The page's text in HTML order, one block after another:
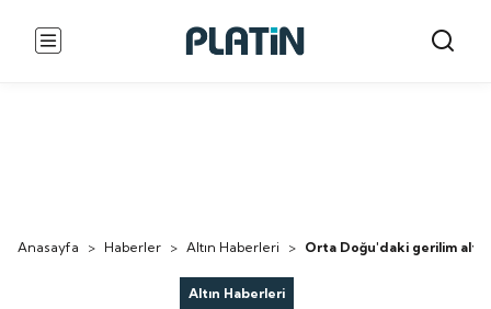
Anasayfa > Haberler > Altın Haberleri > Orta Doğu'daki gerilim altın
Altın Haberleri